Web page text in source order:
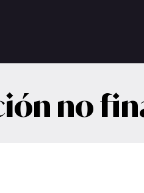
con
no